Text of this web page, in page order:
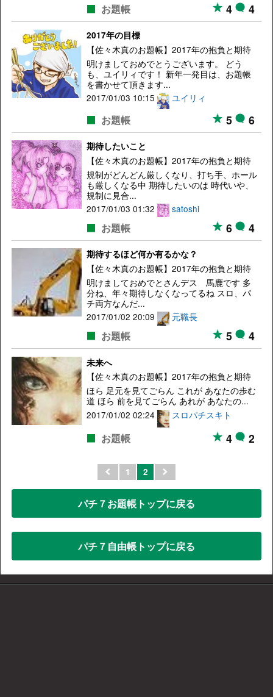
お題帳 4 4
2017年の目標
【佐々木真のお題帳】2017年の抱負と期待
明けましておめでとうございます。 どう
も、ユイリィです！ 新年一発目は、お題帳
を書かせて頂きます...
2017/01/03 10:15
ユイリィ
お題帳 5 6
期待したいこと
【佐々木真のお題帳】2017年の抱負と期待
規制がどんどん厳しくなり、打ち手、ホール
も厳しくなる中 期待したいのは 時代いや、
規制に見合...
2017/01/03 01:32
satoshi
お題帳 6 4
期待するほど何か有るかな？
【佐々木真のお題帳】2017年の抱負と期待
明けましておめでとさんデス 馬鹿です 多
分ね、年々期待しなくなってるね スロ、パ
チ両方なんだ...
2017/01/02 20:09
元職長
お題帳 5 4
未来へ
【佐々木真のお題帳】2017年の抱負と期待
ほら 足元を見てごらん これが あなたの歩む
道 ほら 前を見てごらん あれが あなたの...
2017/01/02 02:24
スロパチスキト
お題帳 4 2
1 2
パチ７お題帳トップに戻る
パチ７自由帳トップに戻る